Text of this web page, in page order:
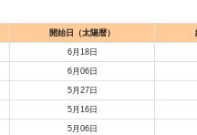
開始日（太陽暦）
6月18日
6月06日
5月27日
5月16日
5月06日